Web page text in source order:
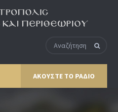
ΑΚΟΥΣΤΕ ΤΟ ΡΑΔΙΟ